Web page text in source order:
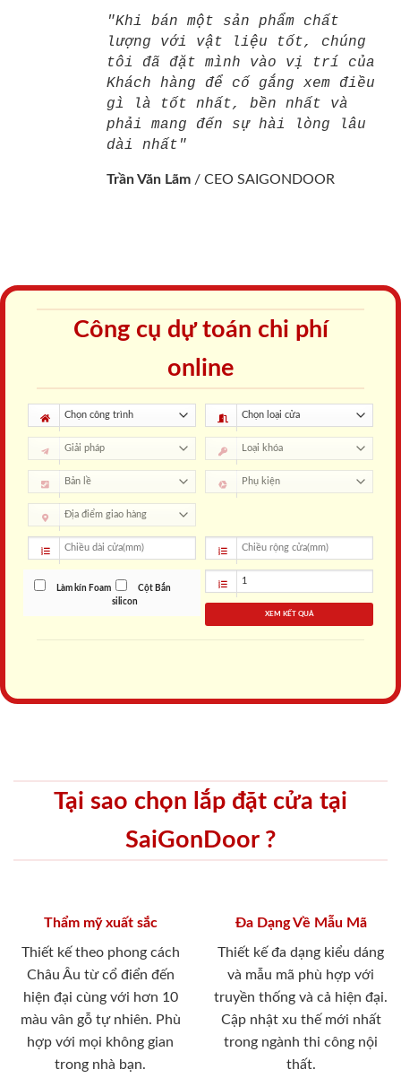
"Khi bán một sản phẩm chất
lượng với vật liệu tốt, chúng
tôi đã đặt mình vào vị trí của
Khách hàng để cố gắng xem điều
gì là tốt nhất, bền nhất và
phải mang đến sự hài lòng lâu
dài nhất"
Trần Văn Lãm / CEO SAIGONDOOR
Công cụ dự toán chi phí
online
Làm kín Foam
Cột Bắn
silicon
XEM KẾT QUẢ
Tại sao chọn lắp đặt cửa tại
SaiGonDoor ?
Thẩm mỹ xuất sắc
Thiết kế theo phong cách
Châu Âu từ cổ điển đến
hiện đại cùng với hơn 10
màu vân gỗ tự nhiên. Phù
hợp với mọi không gian
trong nhà bạn.
Đa Dạng Về Mẫu Mã
Thiết kế đa dạng kiểu dáng
và mẫu mã phù hợp với
truyền thống và cả hiện đại.
Cập nhật xu thế mới nhất
trong ngành thi công nội
thất.